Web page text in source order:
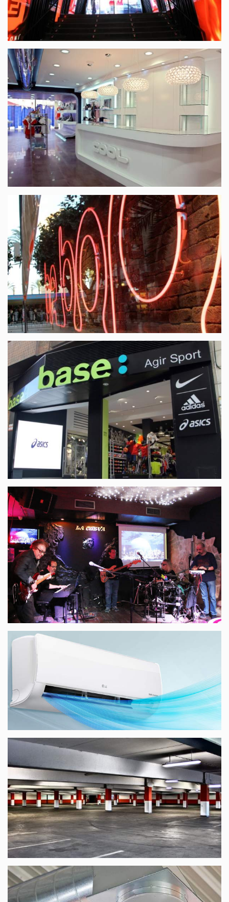
Fanconi Music Club
Cool Meeting
Bee Bop
Base: Alicante
Pub La Cueva Musical de Benidorm
Immeubles de 18 appartements à Benissa
Extraction d’air par conduits métalliques